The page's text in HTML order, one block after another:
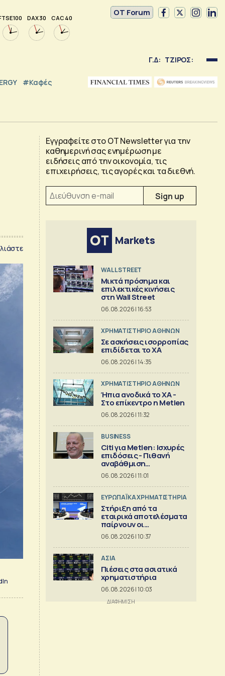
100 DAX 30 CAC 40
OT Forum
Γ.Δ: ΤΖΙΡΟΣ:
#καφές
Εγγραφείτε στο OT Newsletter για την
καθημερινή σας ενημέρωση με
ειδήσεις από την οικονομία, τις
επιχειρήσεις, τις αγορές και τα διεθνή.
Markets
WALL STREET
Μικτά πρόσημα και
επιλεκτικές κινήσεις
στη Wall Street
06.08.2026 | 16:53
XΡΗΜΑΤΙΣΤΗΡΙΟ ΑΘΗΝΩΝ
Σε ασκήσεις ισορροπίας
επιδίδεται το ΧΑ
06.08.2026 | 14:35
XΡΗΜΑΤΙΣΤΗΡΙΟ ΑΘΗΝΩΝ
Ήπια ανοδικά το ΧΑ -
Στο επίκεντρο η Metlen
06.08.2026 | 11:32
BUSINESS
Citi για Metlen: Ισχυρές
επιδόσεις - Πιθανή
αναβάθμιση
προβλέψεων
06.08.2026 | 11:01
ΕΥΡΩΠΑΪΚΑ ΧΡΗΜΑΤΙΣΤΗΡΙΑ
Στήριξη από τα
εταιρικά αποτελέσματα
παίρνουν οι
ευρωαγορές
06.08.2026 | 10:37
ΑΣΙΑ
Πιέσεις στα ασιατικά
χρηματιστήρια
06.08.2026 | 10:03